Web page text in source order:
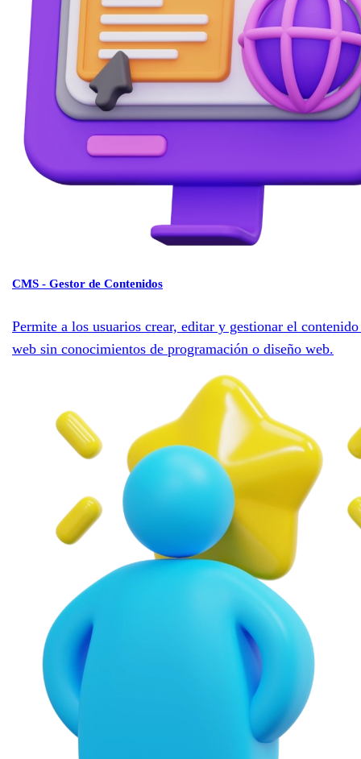
CMS - Gestor de Contenidos
Permite a los usuarios crear, editar y gestionar el
web sin conocimientos de programación o diseño web.